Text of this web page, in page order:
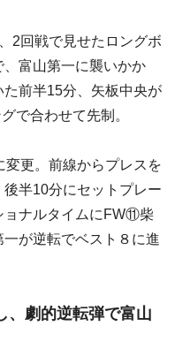
2回戦で見せたロングボ
富山第一に襲いかか
前半15分、矢板中央が
で合わせて先制。
更。前線からプレスを
半10分にセットプレー
ョナルタイムにFW⑪柴
が逆転でベスト８に進
、劇的逆転弾で富山